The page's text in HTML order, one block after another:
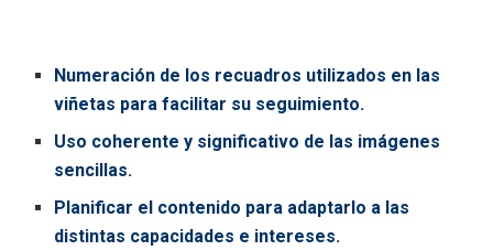
Numeración de los recuadros utilizados en las
viñetas para facilitar su seguimiento.
Uso coherente y significativo de las imágenes
sencillas.
Planificar el contenido para adaptarlo a las
distintas capacidades e intereses.